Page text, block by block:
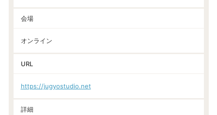
会場
オンライン
URL
https://jugyostudio.net
詳細